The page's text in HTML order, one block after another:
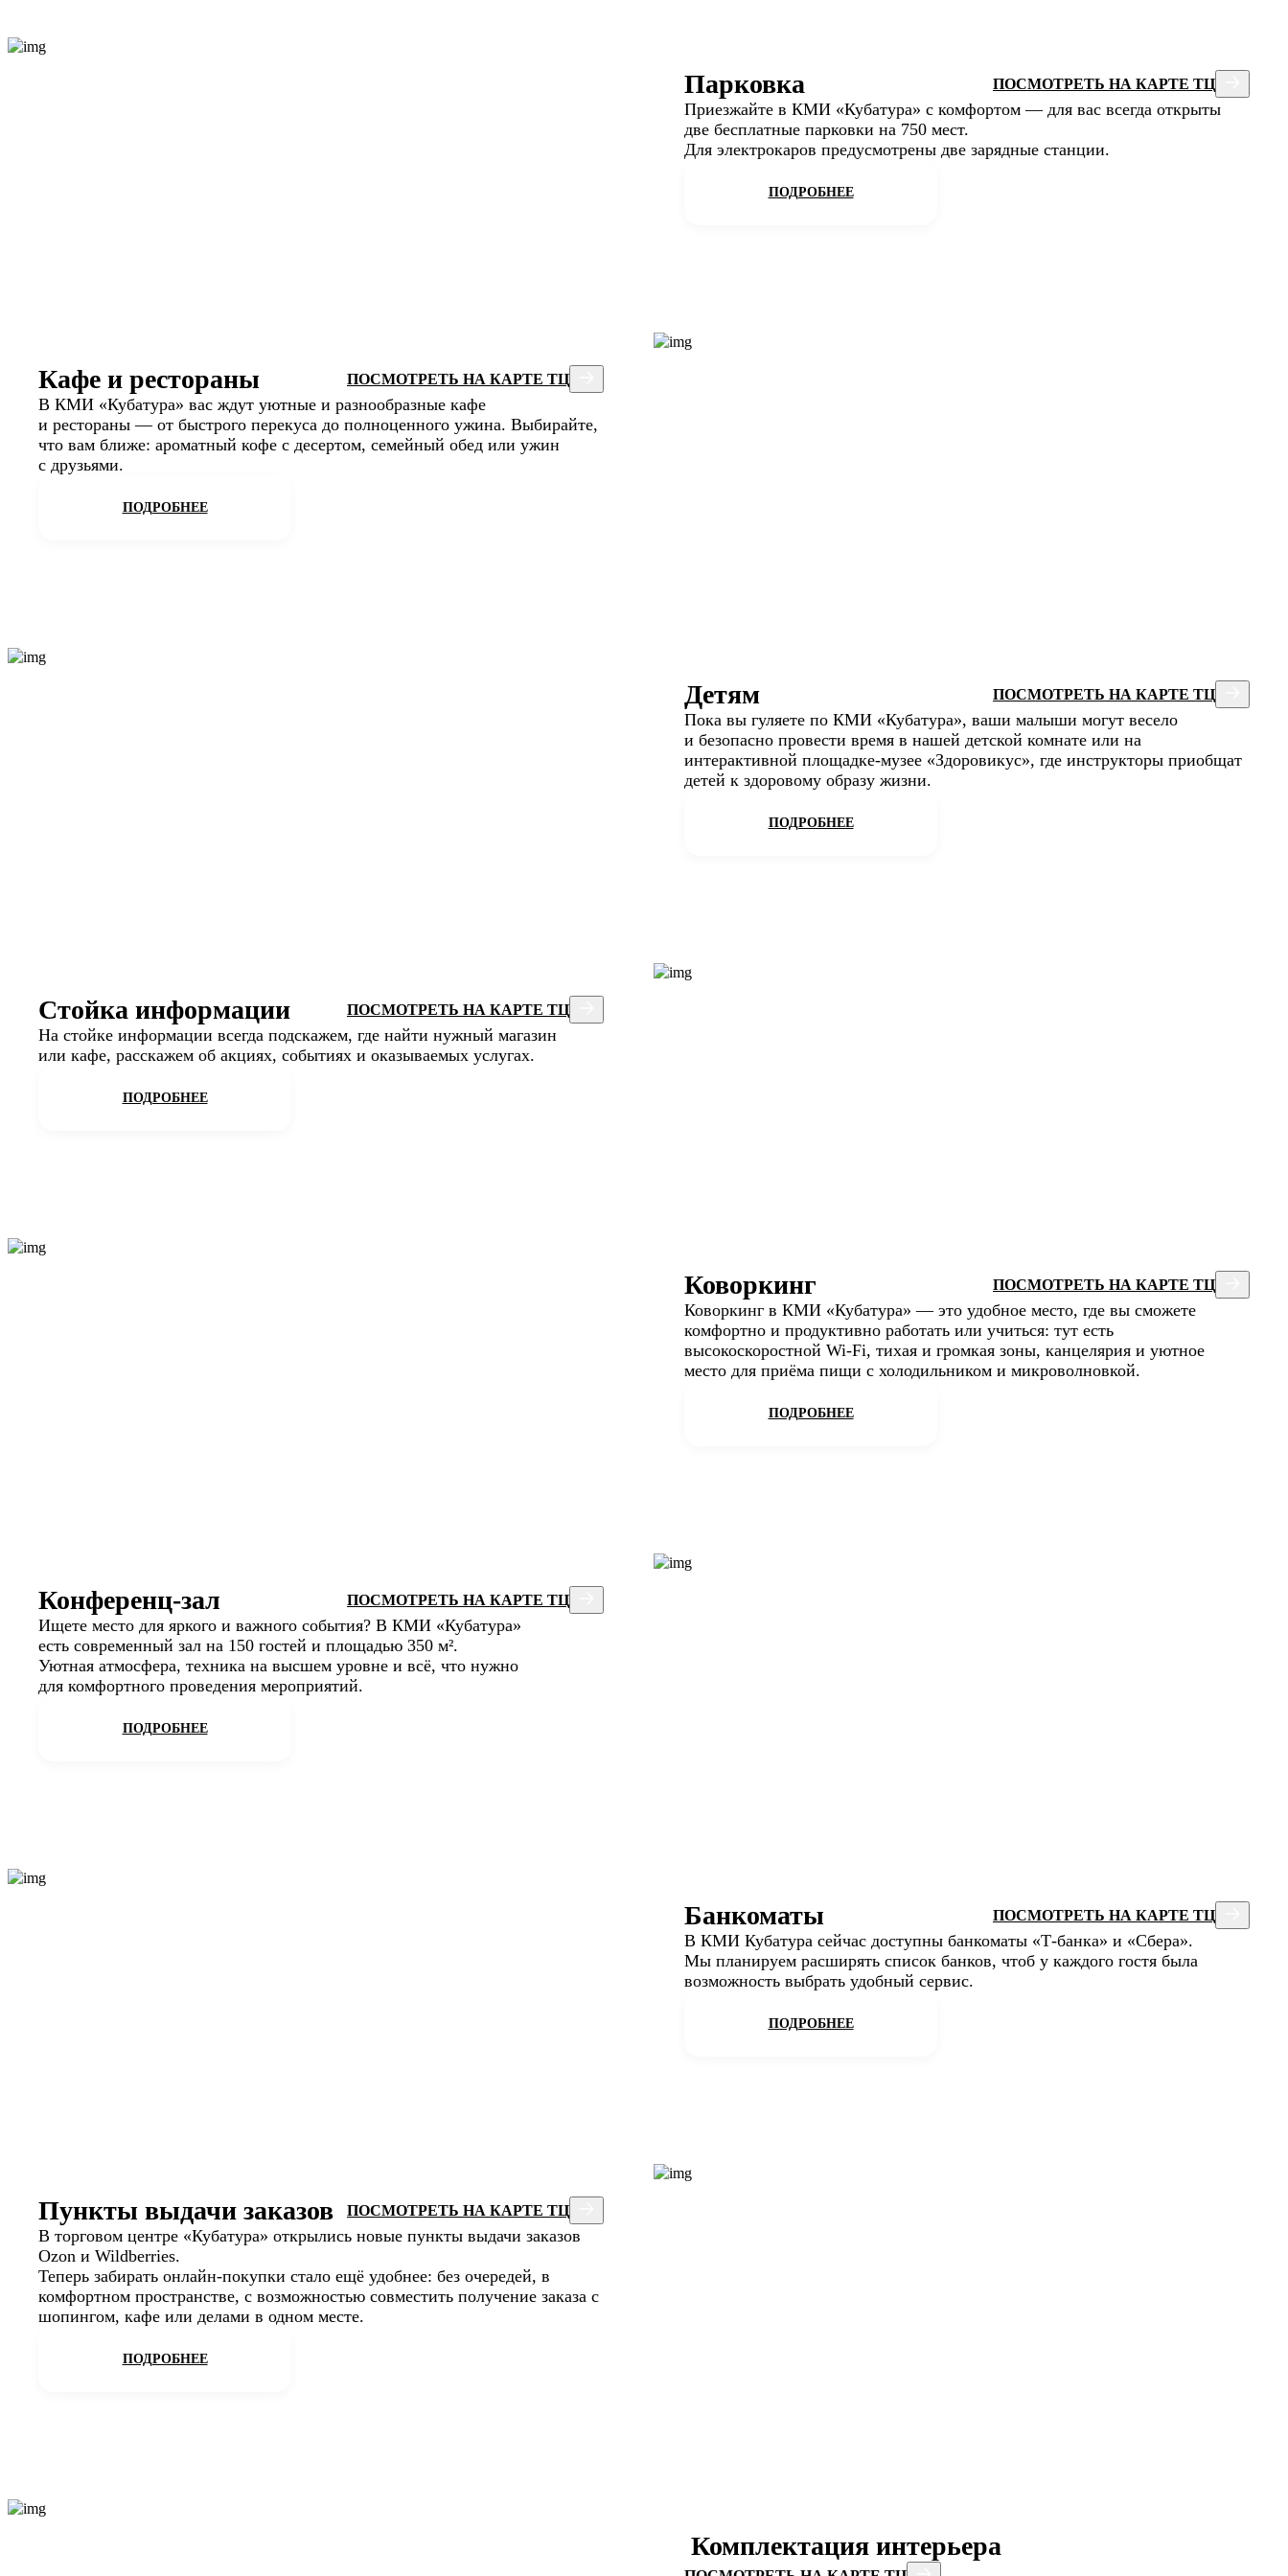
Парковка ПОСМОТРЕТЬ НА КАРТЕ ТЦ
Приезжайте в КМИ «Кубатура» с комфортом — для вас всегда открыты
две бесплатные парковки на 750 мест.
Для электрокаров предусмотрены две зарядные станции.
ПОДРОБНЕЕ
Кафе и рестораны ПОСМОТРЕТЬ НА КАРТЕ ТЦ
В КМИ «Кубатура» вас ждут уютные и разнообразные кафе
и рестораны — от быстрого перекуса до полноценного ужина. Выбирайте,
что вам ближе: ароматный кофе с десертом, семейный обед или ужин
с друзьями.
ПОДРОБНЕЕ
Детям ПОСМОТРЕТЬ НА КАРТЕ ТЦ
Пока вы гуляете по КМИ «Кубатура», ваши малыши могут весело
и безопасно провести время в нашей детской комнате или на
интерактивной площадке-музее «Здоровикус», где инструкторы приобщат
детей к здоровому образу жизни.
ПОДРОБНЕЕ
Стойка информации ПОСМОТРЕТЬ НА КАРТЕ ТЦ
На стойке информации всегда подскажем, где найти нужный магазин
или кафе, расскажем об акциях, событиях и оказываемых услугах.
ПОДРОБНЕЕ
Коворкинг ПОСМОТРЕТЬ НА КАРТЕ ТЦ
Коворкинг в КМИ «Кубатура» — это удобное место, где вы сможете
комфортно и продуктивно работать или учиться: тут есть
высокоскоростной Wi-Fi, тихая и громкая зоны, канцелярия и уютное
место для приёма пищи с холодильником и микроволновкой.
ПОДРОБНЕЕ
Конференц-зал ПОСМОТРЕТЬ НА КАРТЕ ТЦ
Ищете место для яркого и важного события? В КМИ «Кубатура»
есть современный зал на 150 гостей и площадью 350 м².
Уютная атмосфера, техника на высшем уровне и всё, что нужно
для комфортного проведения мероприятий.
ПОДРОБНЕЕ
Банкоматы ПОСМОТРЕТЬ НА КАРТЕ ТЦ
В КМИ Кубатура сейчас доступны банкоматы «Т-банка» и «Сбера».
Мы планируем расширять список банков, чтоб у каждого гостя была
возможность выбрать удобный сервис.
ПОДРОБНЕЕ
Пункты выдачи заказов ПОСМОТРЕТЬ НА КАРТЕ ТЦ
В торговом центре «Кубатура» открылись новые пункты выдачи заказов
Ozon и Wildberries.
Теперь забирать онлайн-покупки стало ещё удобнее: без очередей, в
комфортном пространстве, с возможностью совместить получение заказа с
шопингом, кафе или делами в одном месте.
ПОДРОБНЕЕ
Комплектация интерьера